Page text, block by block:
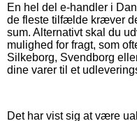
En hel del e-handler i
de fleste tilfælde kræver
sum. Alternativt skal du
mulighed for fragt, som
Silkeborg, Svendborg
dine varer til et
Det har vist sig at være